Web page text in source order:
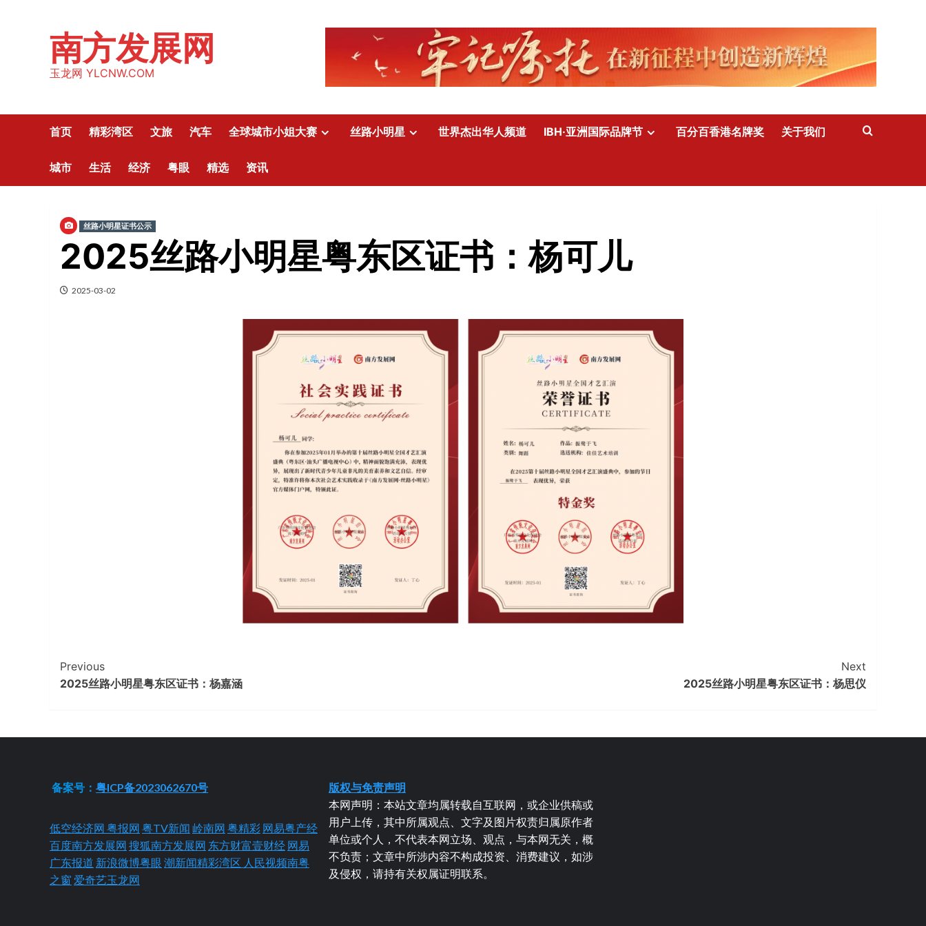
南方发展网
玉龙网 YLCNW.COM
首页 精彩湾区 文旅 汽车 全球城市小姐大赛 丝路小明星 世界杰出华人频道 IBH·亚洲国际品牌节 百分百香港名牌奖 关于我们
城市 生活 经济 粤眼 精选 资讯
丝路小明星证书公示
2025丝路小明星粤东区证书：杨可儿
2025-03-02
Continue
Reading
Previous
2025丝路小明星粤东区证书：杨嘉涵
Next
2025丝路小明星粤东区证书：杨思仪
备案号：粤ICP备2023062670号
低空经济网 粤报网 粤TV新闻 岭南网 粤精彩 网易粤产经
百度南方发展网 搜狐南方发展网 东方财富壹财经 网易
广东报道 新浪微博粤眼 潮新闻精彩湾区 人民视频南粤
之窗 爱奇艺玉龙网
版权与免责声明
本网声明：本站文章均属转载自互联网，或企业供稿或
用户上传，其中所属观点、文字及图片权责归属原作者
单位或个人，不代表本网立场、观点，与本网无关，概
不负责；文章中所涉内容不构成投资、消费建议，如涉
及侵权，请持有关权属证明联系。